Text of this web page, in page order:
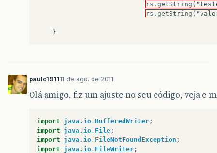
}
paulo191111 de ago. de 2011
Olá amigo, fiz um ajuste no seu código, veja e
import java.io.BufferedWriter ;
import
java.io.File ;
import
java.io.FileNotFoundException ;
import
java.io.FileWriter ;